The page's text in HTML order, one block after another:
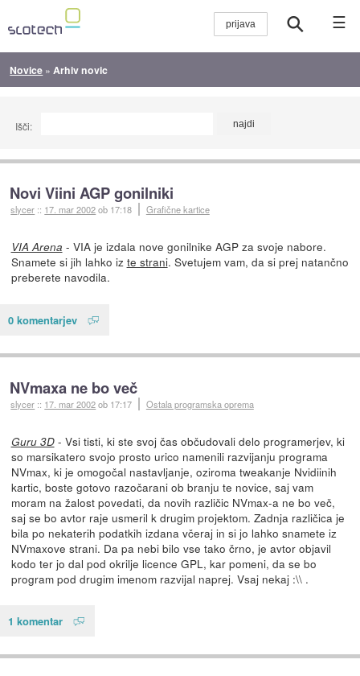
☰
Novice » Arhiv novic
Išči:
Novi Viini AGP gonilniki
slycer :: 17. mar 2002ob 17:18 Grafične kartice
VIA Arena - VIA je izdala nove gonilnike AGP za svoje nabore.
Snamete si jih lahko iz te strani. Svetujem vam, da si prej natančno
preberete navodila.
0 komentarjev
NVmaxa ne bo več
slycer :: 17. mar 2002ob 17:17 Ostala programska oprema
Guru 3D- Vsi tisti, ki ste svoj čas občudovali delo programerjev, ki
so marsikatero svojo prosto urico namenili razvijanju programa
NVmax, ki je omogočal nastavljanje, oziroma tweakanje Nvidiinih
kartic, boste gotovo razočarani ob branju te novice, saj vam
moram na žalost povedati, da novih različic NVmax-a ne bo več,
saj se bo avtor raje usmeril k drugim projektom. Zadnja različica je
bila po nekaterih podatkih izdana včeraj in si jo lahko snamete iz
NVmaxove strani. Da pa nebi bilo vse tako črno, je avtor objavil
kodo ter jo dal pod okrilje licence GPL, kar pomeni, da se bo
program pod drugim imenom razvijal naprej. Vsaj nekaj :\\ .
1 komentar